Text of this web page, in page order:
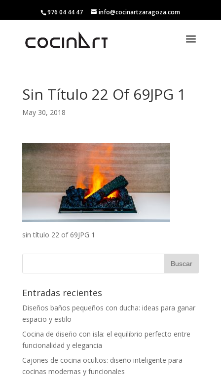
976 04 44 47 info@cocinartzaragoza.com
Sin Título 22 Of 69JPG 1
May 30, 2018
sin título 22 of 69JPG 1
Entradas recientes
Diseños baños pequeños con ducha: ideas para ganar
espacio y estilo
Cocina de diseño con isla: el equilibrio perfecto entre
funcionalidad y elegancia
Cajones de cocina ocultos: diseño inteligente para
cocinas modernas y funcionales